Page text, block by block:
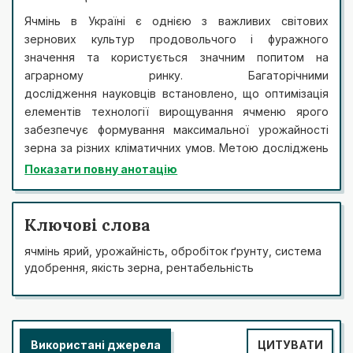
Ячмінь в Україні є однією з важливих світових
зернових культур продовольчого і фуражного
значення та користується значним попитом на
аграрному ринку. Багаторічними
дослідження науковців встановлено, що оптимізація
елементів технології вирощування ячменю ярого
забезпечує формування максимальної урожайності
зерна за різних кліматичних умов. Метою досліджень
було вивчити вплив тривалого застосування різних
удобрення (мінеральної та органо-мінеральної) на
врожайність та якість зерна ячменю ярого в умовах
проведено у стаціонарному досліді протягом 2001–
2018 рр. на чорноземних опідзолених
середньосуглинкових ґрунтах. Встановлено, що на
найвищу урожайність зерна ячменю ярого (3,94 т/га)
забезпечила полицева система основного обробітку
Показати повну анотацію
Ключові слова
ячмінь ярий, урожайність, обробіток ґрунту, система
удобрення, якість зерна, рентабельність
Використані джерела ЦИТУВАТИ